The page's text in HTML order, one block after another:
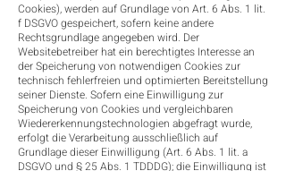
Cookies), werden auf Grundlage von Art. 6 Abs. 1 lit.
f DSGVO gespeichert, sofern keine andere
Rechtsgrundlage angegeben wird. Der
Websitebetreiber hat ein berechtigtes Interesse an
der Speicherung von notwendigen Cookies zur
technisch fehlerfreien und optimierten Bereitstellung
seiner Dienste. Sofern eine Einwilligung zur
Speicherung von Cookies und vergleichbaren
Wiedererkennungstechnologien abgefragt wurde,
erfolgt die Verarbeitung ausschließlich auf
Grundlage dieser Einwilligung (Art. 6 Abs. 1 lit. a
DSGVO und § 25 Abs. 1 TDDDG); die Einwilligung ist